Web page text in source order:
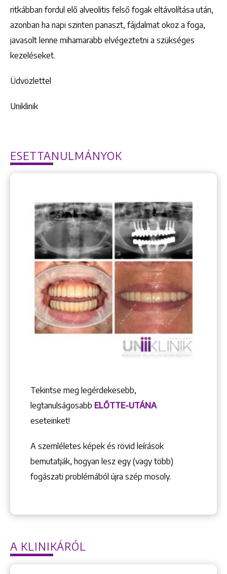
ritkábban fordul elő alveolitis felső fogak eltávolítása után,
azonban ha napi szinten panaszt, fájdalmat okoz a foga,
javasolt lenne mihamarabb elvégeztetni a szükséges
kezeléseket.
Üdvözlettel
Uniklinik
ESETTANULMÁNYOK
Tekintse meg legérdekesebb,
legtanulságosabb ELŐTTE-UTÁNA
eseteinket!
A szemléletes képek és rövid leírások
bemutatják, hogyan lesz egy (vagy több)
fogászati problémából újra szép mosoly.
A KLINIKÁRÓL